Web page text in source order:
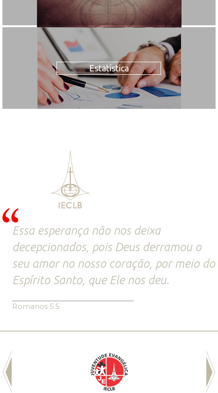
Estatística
Essa esperança não nos deixa
decepcionados, pois Deus derramou o
seu amor no nosso coração, por meio do
Espírito Santo, que Ele nos deu.
Romanos 5.5